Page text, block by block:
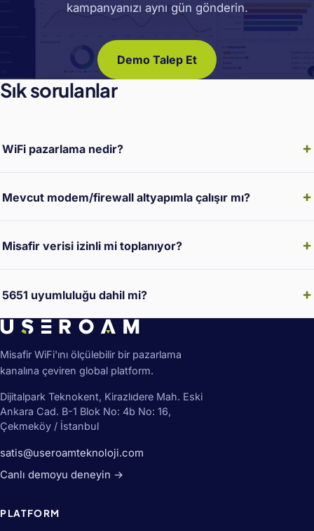
kampanyanızı aynı gün gönderin.
Demo Talep Et
Sık sorulanlar
WiFi pazarlama nedir?
Mevcut modem/firewall altyapımla çalışır mı?
Misafir verisi izinli mi toplanıyor?
5651 uyumluluğu dahil mi?
Misafir WiFi'ını ölçülebilir bir pazarlama
kanalına çeviren global platform.
Dijitalpark Teknokent, Kirazlıdere Mah. Eski
Ankara Cad. B-1 Blok No: 4b No: 16,
Çekmeköy / İstanbul
satis@useroamteknoloji.com
Canlı demoyu deneyin →
PLATFORM